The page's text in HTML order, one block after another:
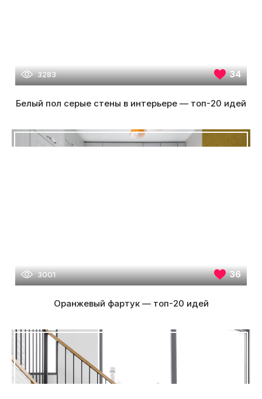
3283 34
Белый пол серые стены в интерьере — топ-20 идей
3001 36
Оранжевый фартук — топ-20 идей